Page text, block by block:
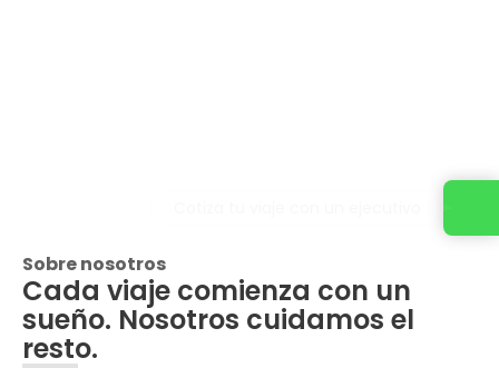
Sobre nosotros
Cada viaje comienza con un
sueño. Nosotros cuidamos el
resto.